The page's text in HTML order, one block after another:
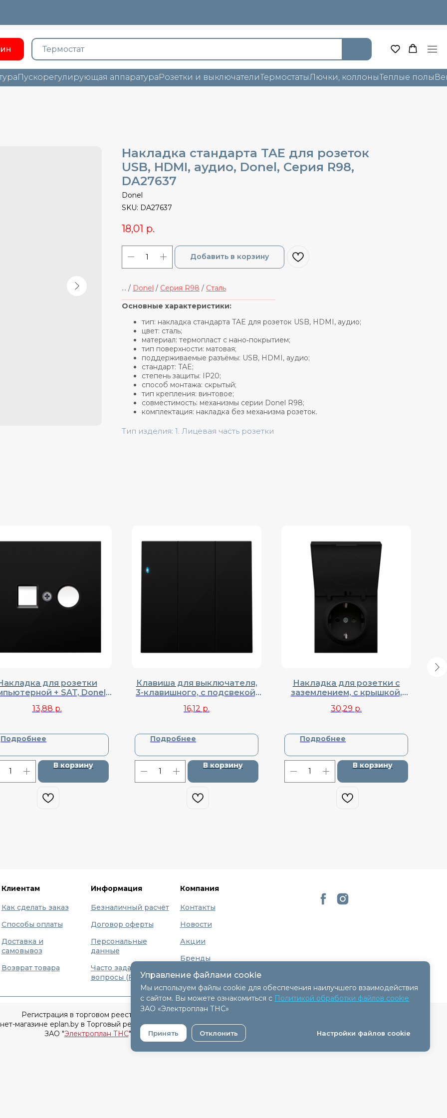
Пускорегулирующая аппаратураРозетки и выключателиТермостатыЛючки, коллоныТеплые полы
Накладка стандарта TAE для розеток
USB, HDMI, аудио, Donel, Cерия R98,
DA27637
Donel
SKU: DA27637
18,01 р.
Добавить в корзину
... / Donel / Cерия R98 / Сталь
Основные характеристики:
тип: накладка стандарта TAE для розеток USB, HDMI, аудио;
цвет: сталь;
материал: термопласт с нано‑покрытием;
тип поверхности: матовая;
поддерживаемые разъёмы: USB, HDMI, аудио;
стандарт: TAE;
степень защиты: IP20;
способ монтажа: скрытый;
тип крепления: винтовое;
совместимость: механизмы серии Donel R98;
комплектация: накладка без механизма розеток.
Тип изделия: 1. Лицевая часть розетки
для розетки
+ SAT, Donel,
13,88 р.
Подробнее
В корзину
Клавиша для выключателя,
3-клавишного, с подсвекой,
16,12 р.
Подробнее
В корзину
Накладка для розетки с
заземлением, с крышкой,
30,29 р.
Подробнее
В корзину
Управление файлами cookie
Мы используем файлы cookie для обеспечения наилучшего взаимодействия
с сайтом. Вы можете ознакомиться с Политикой обработки файлов cookie
ЗАО «Электроплан ТНС»
Принять Отклонить Настройки файлов cookie
Клиентам
Как сделать заказ
Способы оплаты
Доставка и
самовывоз
Возврат товара
Информация
Безналичный расчёт
Договор оферты
Персональные
данные
Часто задаваемые
вопросы (FAQ)
Компания
Контакты
Новости
Акции
Бренды
О нас
Регистрация в торговом реестре 9 декабря 2015г.
магазине eplan.by в Торговый реестр Республики Беларусь - 11.04.2018, № регистрации 41254.
ЗАО "Электроплан ТНС" © 2005-2026.